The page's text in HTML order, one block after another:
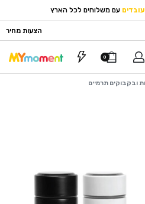
עם משלוחים לכל הארץ
הצעות מחיר
0
ובקבוקים תרמיים